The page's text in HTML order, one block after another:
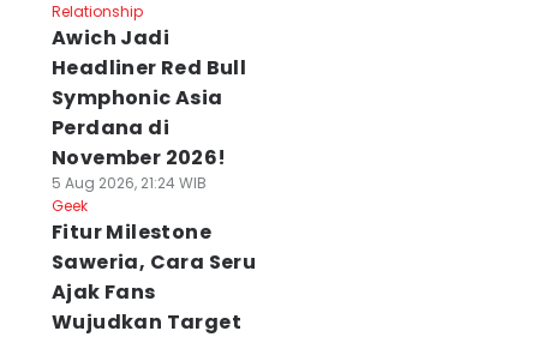
Relationship
Awich Jadi
Headliner Red Bull
Symphonic Asia
Perdana di
November 2026!
5 Aug 2026, 21:24 WIB
Geek
Fitur Milestone
Saweria, Cara Seru
Ajak Fans
Wujudkan Target